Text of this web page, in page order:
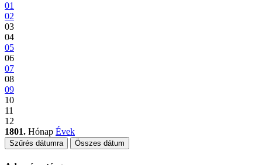
01
02
03
04
05
06
07
08
09
10
11
12
1801. Hónap Évek
Szűrés dátumra Összes dátum